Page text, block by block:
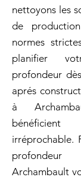
nettoyons les
de
normes
planifier
profondeur
aprés
à
irréprochable.
Archambault